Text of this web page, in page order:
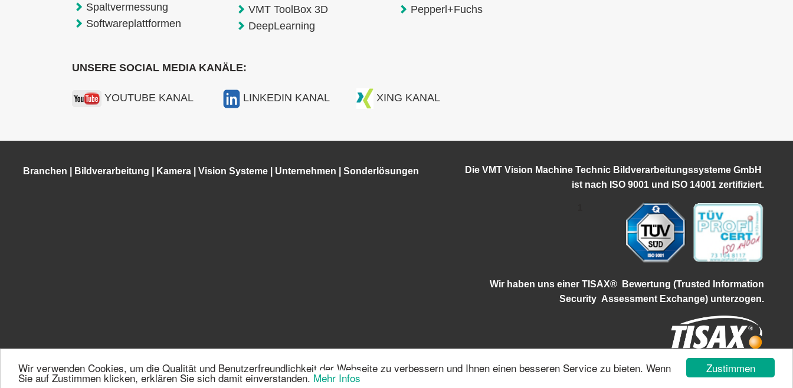
Zustimmen
Wir verwenden Cookies, um die Qualität und Benutzerfreundlichkeit der Webseite zu verbessern und Ihnen einen besseren Service zu bieten. Wenn
Sie auf Zustimmen klicken, erklären Sie sich damit einverstanden. Mehr Infos
Spaltvermessung
Softwareplattformen
VMT ToolBox 3D
DeepLearning
Pepperl+Fuchs
UNSERE SOCIAL MEDIA KANÄLE:
YOUTUBE KANAL LINKEDIN KANAL XING KANAL
Branchen Bildverarbeitung Kamera| Vision Systeme| Unternehmen Sonderlösungen
Die VMT Vision Machine Technic Bildverarbeitungssysteme GmbH
ist nach ISO 9001 und ISO 14001 zertifiziert.
Wir haben uns einer TISAX®
Bewertung (Trusted Information
Security Assessment Exchange) unterzogen.
©2026 VMT Bildverarbeitungssysteme GmbH | Mallaustraße 50-56 | 68219 Mannheim | info@vmt-systems.com | Tel.:+49 621-
Impressum | Datenschutz|Login